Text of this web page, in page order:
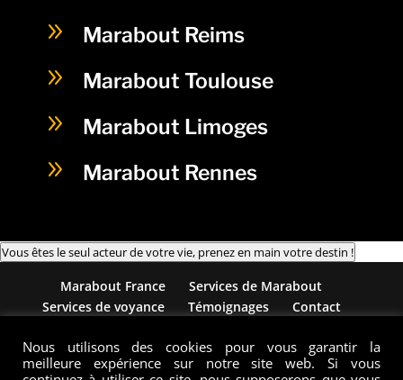
9 Marabout Reims
9 Marabout Toulouse
9 Marabout Limoges
9 Marabout Rennes
Vous êtes le seul acteur de votre vie, prenez en main votre destin !
Marabout France
Services de Marabout
Services de voyance
Témoignages
Contact
Nous utilisons des cookies pour vous garantir la
meilleure expérience sur notre site web. Si vous